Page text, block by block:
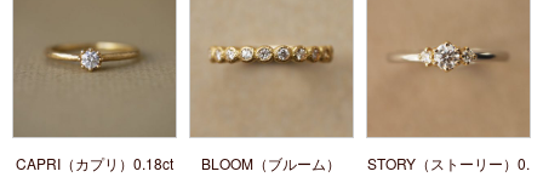
CAPRI（カプリ）0.18ct BLOOM（ブルーム）
STORY（ストーリー）0.